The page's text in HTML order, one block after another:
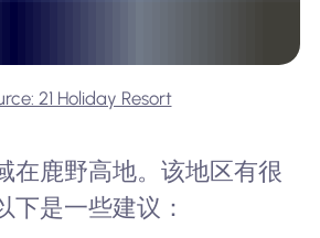
21 Holiday Resort
在鹿野高地。该地区有很
下是一些建议：